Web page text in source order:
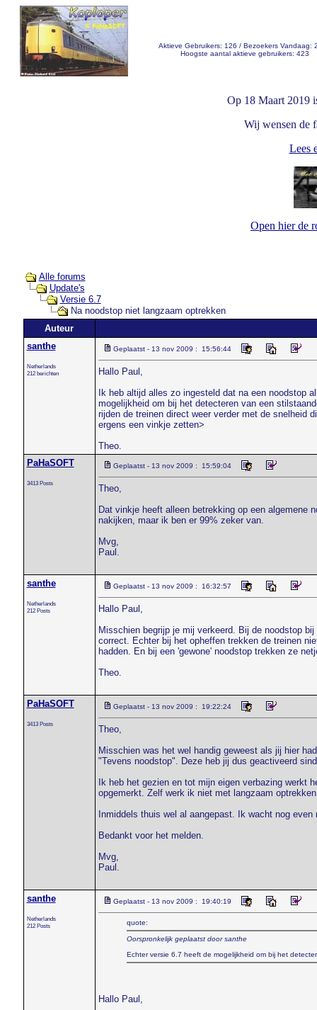
Aktieve Gebruikers: 126 / Bezoekers Vandaag:
Hoogste aantal aktieve gebruikers: 423
Op 18 Maart 2019
Wij wensen de
Lees
Open hier de
Alle forums
Update's
Versie 6.7
Na noodstop niet langzaam optrekken
Auteur
santhe
Netherlands
212 berichten
Geplaatst - 13 nov 2009 : 15:56:44
Hallo Paul,
Ik heb altijd alles zo ingesteld dat na een noodstop
mogelijkheid om bij het detecteren van een
rijden de treinen direct weer verder met de snelheid
ergens een vinkje zetten>
Theo.
PaHaSOFT
3413 Posts
Geplaatst - 13 nov 2009 : 15:59:04
Theo,
Dat vinkje heeft alleen betrekking op een algemene
nakijken, maar ik ben er 99% zeker van.
Mvg,
Paul.
santhe
Netherlands
212 Posts
Geplaatst - 13 nov 2009 : 16:32:57
Hallo Paul,
Misschien begrijp je mij verkeerd. Bij de noodstop
correct. Echter bij het opheffen trekken de treinen
hadden. En bij een 'gewone' noodstop trekken ze
Theo.
PaHaSOFT
3413 Posts
Geplaatst - 13 nov 2009 : 19:22:24
Theo,
Misschien was het wel handig geweest als jij hier
"Tevens noodstop". Deze heb jij dus geactiveerd
Ik heb het gezien en tot mijn eigen verbazing werkt
opgemerkt. Zelf werk ik niet met langzaam
Inmiddels thuis wel al aangepast. Ik wacht nog
Bedankt voor het melden.
Mvg,
Paul.
santhe
Netherlands
212 Posts
Geplaatst - 13 nov 2009 : 19:40:19
quote:
Oorspronkelijk geplaatst door santhe
Echter versie 6.7 heeft de mogelijkheid om bij het
Hallo Paul,